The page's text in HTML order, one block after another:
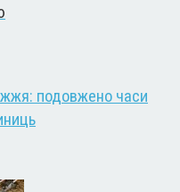
подовжено часи